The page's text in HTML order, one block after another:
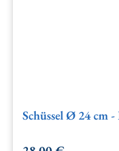
Schüssel Ø 24 cm